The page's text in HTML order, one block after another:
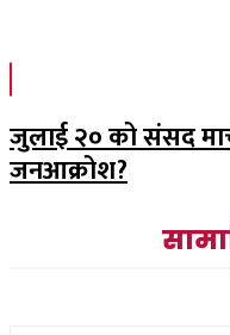
जुलाई २० को संसद
जनआक्रोश?